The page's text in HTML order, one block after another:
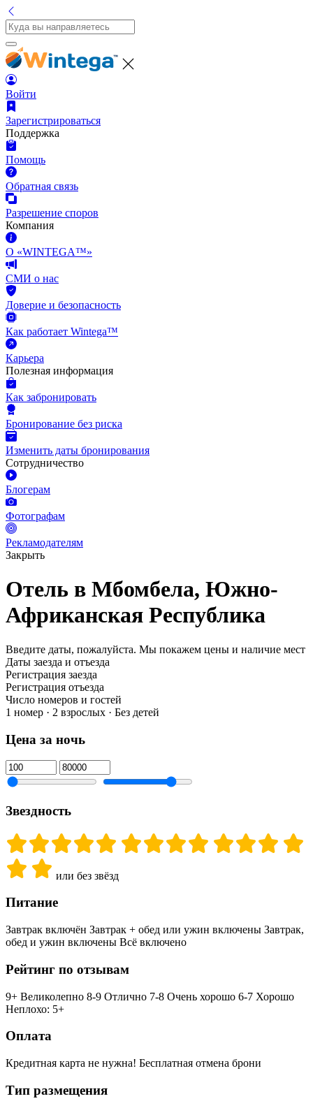
Войти
Зарегистрироваться
Поддержка
Помощь
Обратная связь
Разрешение споров
Компания
О «WINTEGA™»
СМИ о нас
Доверие и безопасность
Как работает Wintega™
Карьера
Полезная информация
Как забронировать
Бронирование без риска
Изменить даты бронирования
Сотрудничество
Блогерам
Фотографам
Рекламодателям
Закрыть
Отель в Мбомбела, Южно-
Африканская Республика
Введите даты, пожалуйста. Мы покажем цены и наличие мест
Даты заезда и отъезда
Регистрация заезда
Регистрация отъезда
Число номеров и гостей
1 номер · 2 взрослых · Без детей
Цена за ночь
Звездность
или без звёзд
Питание
Завтрак включён Завтрак + обед или ужин включены Завтрак,
обед и ужин включены Всё включено
Рейтинг по отзывам
9+ Великолепно 8-9 Отлично 7-8 Очень хорошо 6-7 Хорошо
Неплохо: 5+
Оплата
Кредитная карта не нужна! Бесплатная отмена брони
Тип размещения